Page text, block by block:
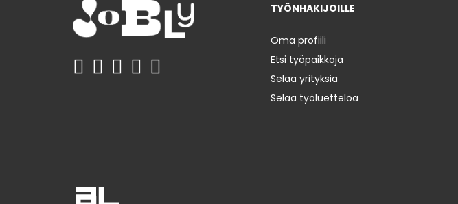
TYÖNHAKIJOILLE
Oma profiili
Etsi työpaikkoja
Selaa yrityksiä
Selaa työluetteloa